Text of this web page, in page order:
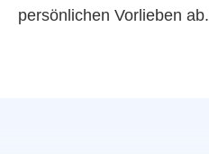
persönlichen Vorlieben ab.